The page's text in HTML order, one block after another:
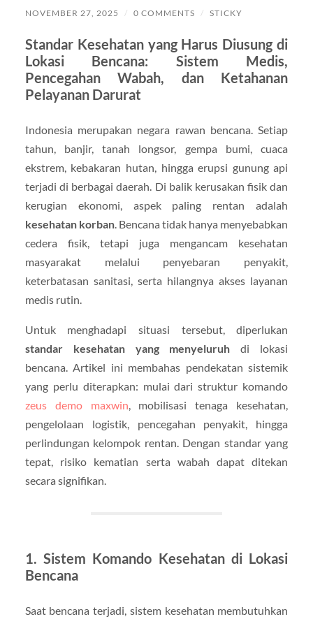
NOVEMBER 27, 2025 / 0 COMMENTS / STICKY
Standar Kesehatan yang Harus Diusung di
Lokasi Bencana: Sistem Medis,
Pencegahan Wabah, dan Ketahanan
Pelayanan Darurat
Indonesia merupakan negara rawan bencana. Setiap
tahun, banjir, tanah longsor, gempa bumi, cuaca
ekstrem, kebakaran hutan, hingga erupsi gunung api
terjadi di berbagai daerah. Di balik kerusakan fisik dan
kerugian ekonomi, aspek paling rentan adalah
kesehatan korban. Bencana tidak hanya menyebabkan
cedera fisik, tetapi juga mengancam kesehatan
masyarakat melalui penyebaran penyakit,
keterbatasan sanitasi, serta hilangnya akses layanan
medis rutin.
Untuk menghadapi situasi tersebut, diperlukan
standar kesehatan yang menyeluruh di lokasi
bencana. Artikel ini membahas pendekatan sistemik
yang perlu diterapkan: mulai dari struktur komando
zeus demo maxwin , mobilisasi tenaga kesehatan,
pengelolaan logistik, pencegahan penyakit, hingga
perlindungan kelompok rentan. Dengan standar yang
tepat, risiko kematian serta wabah dapat ditekan
secara signifikan.
1. Sistem Komando Kesehatan di Lokasi
Bencana
Saat bencana terjadi, sistem kesehatan membutuhkan